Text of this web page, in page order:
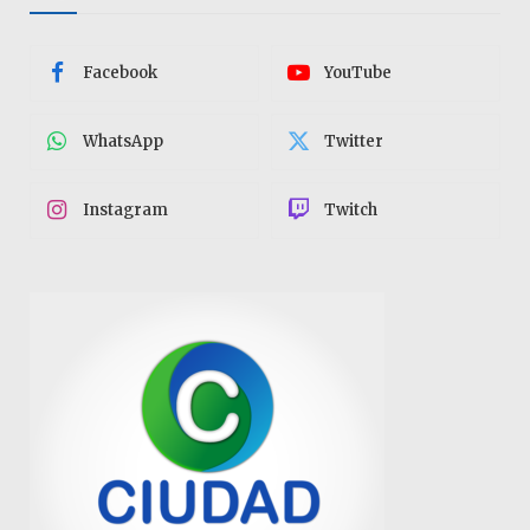
Facebook YouTube
WhatsApp Twitter
Instagram Twitch